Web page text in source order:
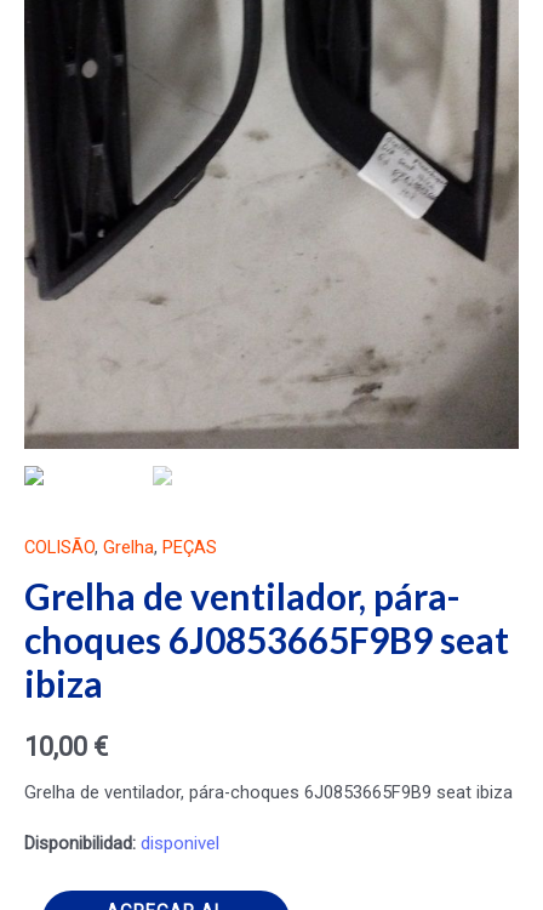
COLISÃO, Grelha, PEÇAS
Grelha de ventilador, pára-
choques 6J0853665F9B9 seat
ibiza
10,00 €
Grelha de ventilador, pára-choques 6J0853665F9B9 seat ibiza
Disponibilidad: disponivel
Grelha